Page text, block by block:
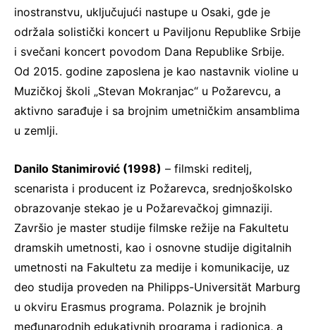
inostranstvu, uključujući nastupe u Osaki, gde je
održala solistički koncert u Paviljonu Republike Srbije
i svečani koncert povodom Dana Republike Srbije.
Od 2015. godine zaposlena je kao nastavnik violine u
Muzičkoj školi „Stevan Mokranjac“ u Požarevcu, a
aktivno sarađuje i sa brojnim umetničkim ansamblima
u zemlji.
Danilo Stanimirović (1998) – filmski reditelj,
scenarista i producent iz Požarevca, srednjoškolsko
obrazovanje stekao je u Požarevačkoj gimnaziji.
Završio je master studije filmske režije na Fakultetu
dramskih umetnosti, kao i osnovne studije digitalnih
umetnosti na Fakultetu za medije i komunikacije, uz
deo studija proveden na Philipps-Universität Marburg
u okviru Erasmus programa. Polaznik je brojnih
međunarodnih edukativnih programa i radionica, a